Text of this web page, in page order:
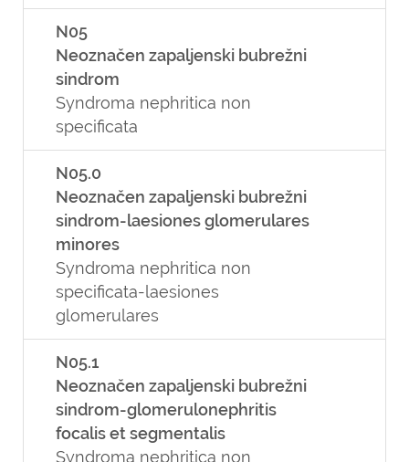
N05
Neoznačen zapaljenski bubrežni
sindrom
Syndroma nephritica non
specificata
N05.0
Neoznačen zapaljenski bubrežni
sindrom-laesiones glomerulares
minores
Syndroma nephritica non
specificata-laesiones
glomerulares
N05.1
Neoznačen zapaljenski bubrežni
sindrom-glomerulonephritis
focalis et segmentalis
Syndroma nephritica non